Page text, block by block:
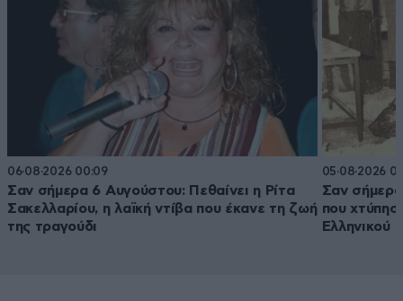
06·08·2026 00:09
Σαν σήμερα 6 Αυγούστου: Πεθαίνει η Ρίτα
Σακελλαρίου, η λαϊκή ντίβα που έκανε τη ζωή
της τραγούδι
05·08·2026
Σαν
που
Ελληνικού